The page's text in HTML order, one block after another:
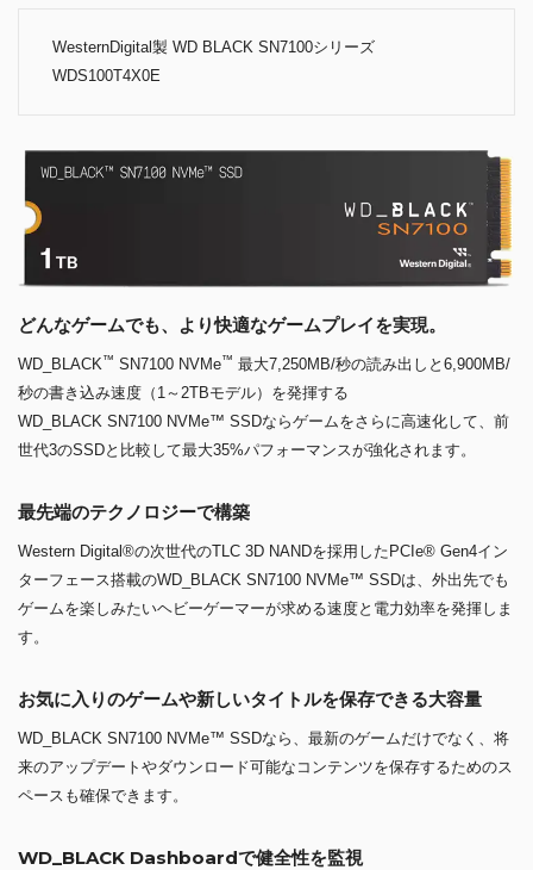
WesternDigital製 WD BLACK SN7100シリーズ
WDS100T4X0E
どんなゲームでも、より快適なゲームプレイを実現。
WD_BLACK™ SN7100 NVMe™ 最大7,250MB/秒の読み出しと6,900MB/
秒の書き込み速度（1～2TBモデル）を発揮する
WD_BLACK SN7100 NVMe™ SSDならゲームをさらに高速化して、前
世代3のSSDと比較して最大35%パフォーマンスが強化されます。
最先端のテクノロジーで構築
Western Digital®の次世代のTLC 3D NANDを採用したPCIe® Gen4イン
ターフェース搭載のWD_BLACK SN7100 NVMe™ SSDは、外出先でも
ゲームを楽しみたいヘビーゲーマーが求める速度と電力効率を発揮しま
す。
お気に入りのゲームや新しいタイトルを保存できる大容量
WD_BLACK SN7100 NVMe™ SSDなら、最新のゲームだけでなく、将
来のアップデートやダウンロード可能なコンテンツを保存するためのス
ペースも確保できます。
WD_BLACK Dashboardで健全性を監視